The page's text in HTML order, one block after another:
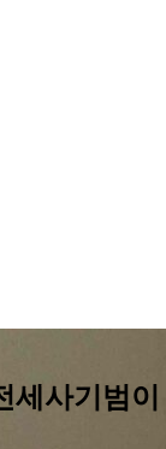
세사기범